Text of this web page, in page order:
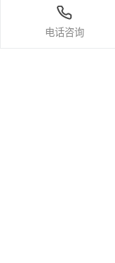
下载中心
定价与购买
电话咨询